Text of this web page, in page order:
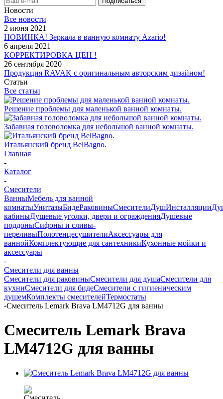
Новости
Все новости
2 июня 2021
НОВИНКА! Зеркала в ванную комнату Azario!
6 апреля 2021
КОРРЕКТИРОВКА ЦЕН !
26 сентября 2020
Продукция RAVAK с оригинальным авторским дизайном!
Статьи
Все статьи
Решение проблемы для маленькой ванной комнаты.
Забавная головоломка для небольшой ванной комнаты.
Итальянский бренд BelBagno.
Главная
-
Каталог
-
Смесители
ВанныМебель для ванной
комнатыУнитазыБидеРаковиныСмесителиДушИнсталляции
кабиныДушевые уголки, двери и огражденияДушевые
поддоныСифоны и сливы-
переливыПолотенцесушителиАксессуары для
ваннойКомплектующие для сантехникиКухонные мойки и
аксессуары
-
Смесители для ванны
Смесители для раковиныСмесители для душаСмесители для
кухниСмесители для бидеСмесители с гигиеническим
душемКомплекты смесителейТермостаты
-Смеситель Lemark Brava LM4712G для ванны
Смеситель Lemark Brava
LM4712G для ванны